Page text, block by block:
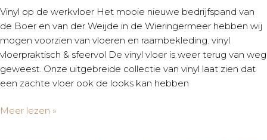
Vinyl op de werkvloer Het mooie nieuwe bedrijfspand van
de Boer en van der Weijde in de Wieringermeer hebben wij
mogen voorzien van vloeren en raambekleding. vinyl
vloerpraktisch & sfeervol De vinyl vloer is weer terug van weg
geweest. Onze uitgebreide collectie van vinyl laat zien dat
een zachte vloer ook de looks kan hebben
Meer lezen »